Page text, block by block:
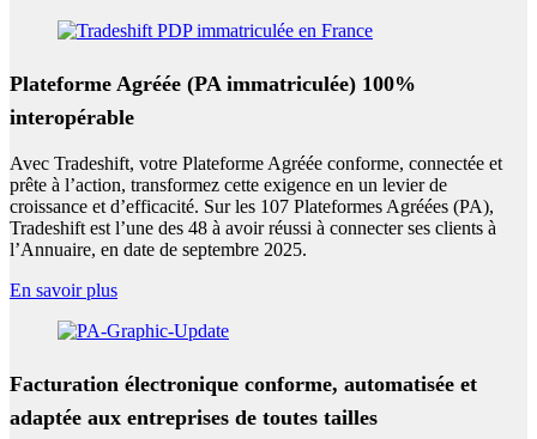
Plateforme Agréée (PA immatriculée) 100%
interopérable
Avec Tradeshift, votre Plateforme Agréée conforme, connectée et
prête à l’action, transformez cette exigence en un levier de
croissance et d’efficacité. Sur les 107 Plateformes Agréées (PA),
Tradeshift est l’une des 48 à avoir réussi à connecter ses clients à
l’Annuaire, en date de septembre 2025.
En savoir plus
Facturation électronique conforme, automatisée et
adaptée aux entreprises de toutes tailles